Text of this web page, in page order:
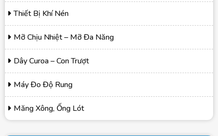
Thiết Bị Khí Nén
Mỡ Chịu Nhiệt – Mỡ Đa Năng
Dây Curoa – Con Trượt
Máy Đo Độ Rung
Măng Xông, Ống Lót